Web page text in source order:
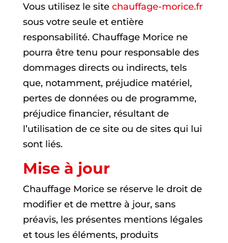
Vous utilisez le site chauffage-morice.fr
sous votre seule et entière
responsabilité. Chauffage Morice ne
pourra être tenu pour responsable des
dommages directs ou indirects, tels
que, notamment, préjudice matériel,
pertes de données ou de programme,
préjudice financier, résultant de
l’utilisation de ce site ou de sites qui lui
sont liés.
Mise à jour
Chauffage Morice se réserve le droit de
modifier et de mettre à jour, sans
préavis, les présentes mentions légales
et tous les éléments, produits